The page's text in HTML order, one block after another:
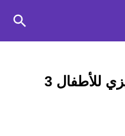
كلمات بحرف j بالإنجليزي للأطفال 3